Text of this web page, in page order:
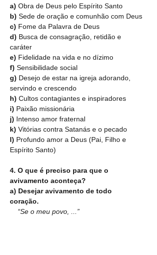
a) Obra de Deus pelo Espírito Santo
b) Sede de oração e comunhão com Deus
c) Fome da Palavra de Deus
d) Busca de consagração, retidão e
caráter
e) Fidelidade na vida e no dízimo
f) Sensibilidade social
g) Desejo de estar na igreja adorando,
servindo e crescendo
h) Cultos contagiantes e inspiradores
i) Paixão missionária
j) Intenso amor fraternal
k) Vitórias contra Satanás e o pecado
l) Profundo amor a Deus (Pai, Filho e
Espírito Santo)
4. O que é preciso para que o
avivamento aconteça?
a) Desejar avivamento de todo
coração.
“Se o meu povo, ...”